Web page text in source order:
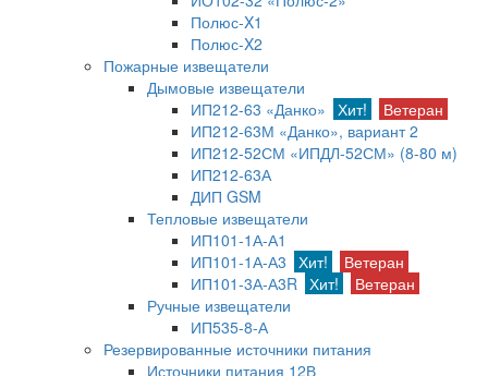
Полюс-X1
Полюс-X2
Пожарные извещатели
Дымовые извещатели
ИП212-63 «Данко» Хит!
Ветеран
ИП212-63М «Данко», вариант 2
ИП212-52СМ «ИПДЛ-52СМ» (8-80 м)
ИП212-63А
ДИП GSM
Тепловые извещатели
ИП101-1А-А1
ИП101-1А-А3 Хит!
Ветеран
ИП101-3А-А3R Хит!
Ветеран
Ручные извещатели
ИП535-8-А
Резервированные источники питания
Источники питания 12В